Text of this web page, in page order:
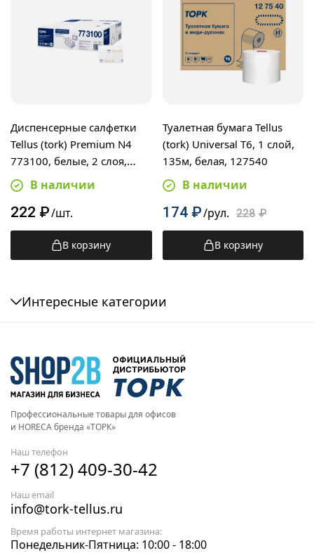
Диспенсерные салфетки
Tellus (tork) Premium N4
773100, белые, 2 слоя,
200штВ наличии
222 ₽/шт.
В корзину
Туалетная бумага Tellus
(tork) Universal T6, 1 слой,
135м, белая, 127540
В наличии
228 ₽
174 ₽/рул.
В корзину
Интересные категории
Профессиональные товары для офисов
и HORECA бренда «ТОРК»
Наш телефон
+7 (812) 409-30-42
Наш email
info@tork-tellus.ru
Время работы интернет магазина:
Понедельник-Пятница: 10:00 - 18:00